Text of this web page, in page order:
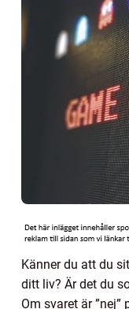
Känner du att du
ditt liv? Är det du
Om svaret är